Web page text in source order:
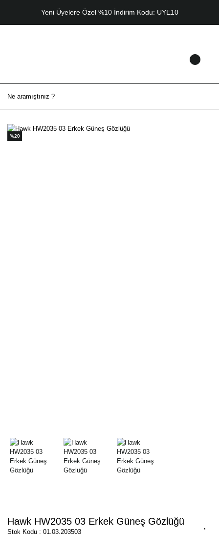
Yeni Üyelere Özel %10 İndirim Kodu: UYE10
%20
Hawk HW2035 03 Erkek Güneş Gözlüğü
Stok Kodu : 01.03.203503